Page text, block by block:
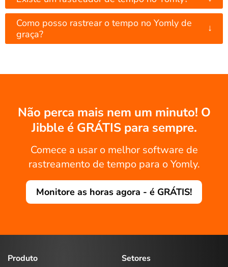
Como posso rastrear o tempo no Yomly de
graça?
↓
Não perca mais nem um minuto! O
Jibble é GRÁTIS para sempre.
Comece a usar o melhor software de
rastreamento de tempo para o Yomly.
Monitore as horas agora - é GRÁTIS!
Produto
Setores